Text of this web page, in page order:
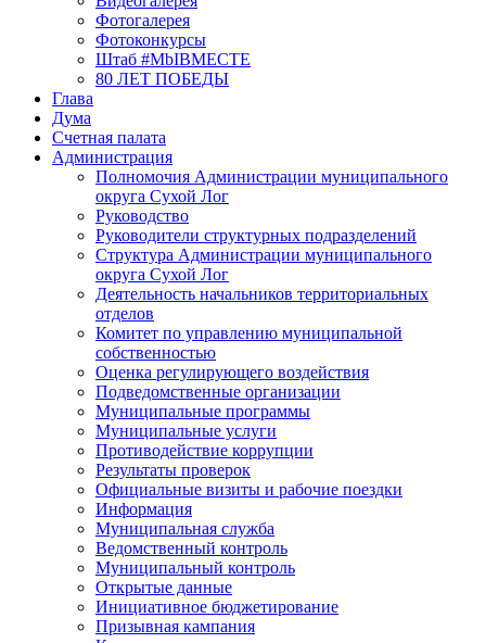
Фотогалерея
Фотоконкурсы
Штаб #MbIBMECTE
80 ЛЕТ ПОБЕДЫ
Глава
Дума
Счетная палата
Администрация
Полномочия Администрации муниципального
округа Сухой Лог
Руководство
Руководители структурных подразделений
Структура Администрации муниципального
округа Сухой Лог
Деятельность начальников территориальных
отделов
Комитет по управлению муниципальной
собственностью
Оценка регулирующего воздействия
Подведомственные организации
Муниципальные программы
Муниципальные услуги
Противодействие коррупции
Результаты проверок
Официальные визиты и рабочие поездки
Информация
Муниципальная служба
Ведомственный контроль
Муниципальный контроль
Открытые данные
Инициативное бюджетирование
Призывная кампания